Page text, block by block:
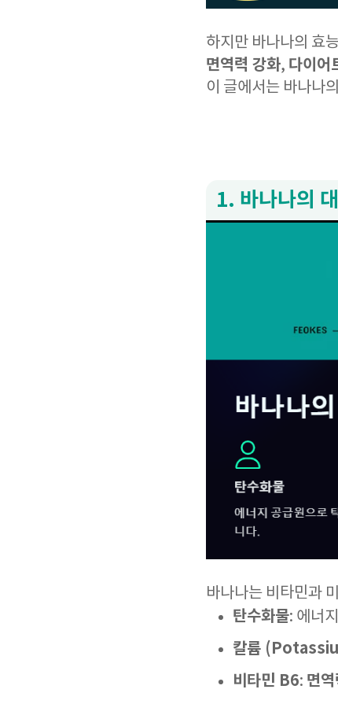
하지만 바나나의 효
면역력 강화, 다이어
이 글에서는 바나나
1. 바나나의
바나나는 비타민과
탄수화물: 에너
칼륨
비타민 B6: 면